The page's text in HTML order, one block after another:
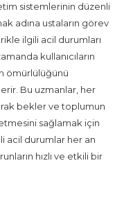
sistemlerinin düzenli
adına ustaların görev
ilgili acil durumları
kullanıcıların
ömürlülüğünü
Bu uzmanlar, her
bekler ve toplumun
sağlamak için
acil durumlar her an
hızlı ve etkili bir